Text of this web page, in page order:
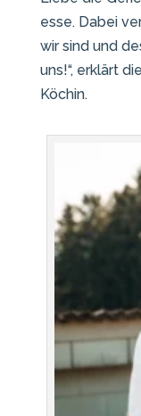
esse. Dabei
wir sind und
uns!“, erklärt
Köchin.